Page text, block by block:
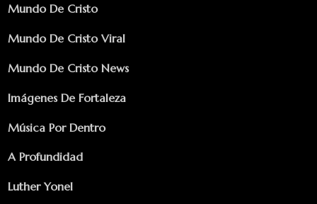
Mundo De Cristo
Mundo De Cristo Viral
Mundo De Cristo News
Imágenes De Fortaleza
Música Por Dentro
A Profundidad
Luther Yonel